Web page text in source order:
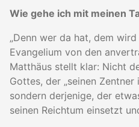
Wie gehe ich mit meinen
„Denn wer da hat, dem
Evangelium von den
Matthäus stellt klar: Nicht
Gottes, der „seinen
sondern derjenige, der
seinen Reichtum einsetzt